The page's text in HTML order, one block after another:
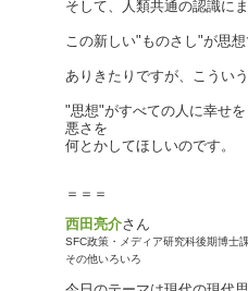
そして、人類共通の認識に
この新しい"ものさし"が思
ありきたりですが、こうい
"思想"がすべての人に幸せ
悪さを
何とかしてほしいのです。
＝＝＝
西田亮介さん
SFC政策・メディア研究科後期博士
その他いろいろ